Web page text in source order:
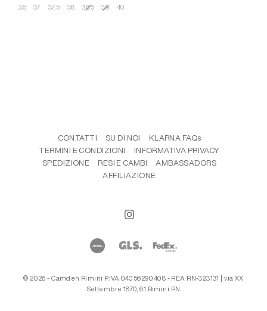
Taglia
36 37 37.5 38 38.5 39 40
CONTATTI SU DI NOI
KLARNA FAQs
TERMINI E CONDIZIONI
INFORMATIVA PRIVACY
SPEDIZIONE
RESI E CAMBI
AMBASSADORS
AFFILIAZIONE
© 2026 - Camden Rimini P.IVA 04056290408 - REA RN-323131 | via XX
Settembre 1870, 61 Rimini RN